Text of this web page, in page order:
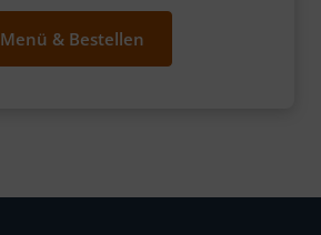
Menü & Bestellen